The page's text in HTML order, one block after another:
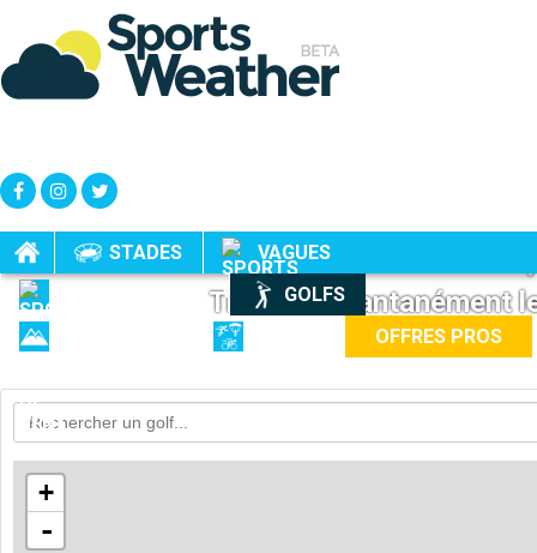
STADES
VAGUES
GOLFS
OFFRES PROS
Sports
Trouve instantanément
+
-